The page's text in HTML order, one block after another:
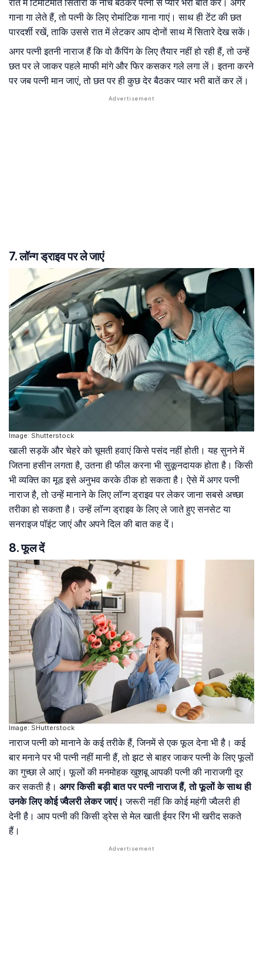
गाना गा लेते हैं, तो पत्नी के लिए रोमांटिक गाना गाएं। साथ ही टेंट की छत
पारदर्शी रखें, ताकि उससे रात में लेटकर आप दोनों साथ में सितारे देख सकें।
अगर पत्नी इतनी नाराज हैं कि वो कैंपिंग के लिए तैयार नहीं हो रही हैं, तो उन्हें
छत पर ले जाकर पहले माफी मांगे और फिर कसकर गले लगा लें। इतना करने
पर जब पत्नी मान जाएं, तो छत पर ही कुछ देर बैठकर प्यार भरी बातें कर लें।
7. लॉन्ग ड्राइव पर ले जाएं
Image: Shutterstock
खाली सड़कें और चेहरे को चूमती हवाएं किसे पसंद नहीं होती। यह सुनने में
जितना हसीन लगता है, उतना ही फील करना भी सुकूनदायक होता है। किसी
भी व्यक्ति का मूड इसे अनुभव करके ठीक हो सकता है। ऐसे में अगर पत्नी
नाराज है, तो उन्हें मानाने के लिए लॉन्ग ड्राइव पर लेकर जाना सबसे अच्छा
तरीका हो सकता है। उन्हें लॉन्ग ड्राइव के लिए ले जाते हुए सनसेट या
सनराइज पॉइंट जाएं और अपने दिल की बात कह दें।
8. फूल दें
Image: SHutterstock
नाराज पत्नी को मानाने के कई तरीके हैं, जिनमें से एक फूल देना भी है। कई
बार मनाने पर भी पत्नी नहीं मानी हैं, तो झट से बाहर जाकर पत्नी के लिए फूलों
का गुच्छा ले आएं। फूलों की मनमोहक खुशबू आपकी पत्नी की नाराजगी दूर
कर सकती है। अगर किसी बड़ी बात पर पत्नी नाराज हैं, तो फूलों के साथ ही
उनके लिए कोई ज्वैलरी लेकर जाएं। जरूरी नहीं कि कोई महंगी ज्वैलरी ही
देनी है। आप पत्नी की किसी ड्रेस से मेल खाती ईयर रिंग भी खरीद सकते
हैं।